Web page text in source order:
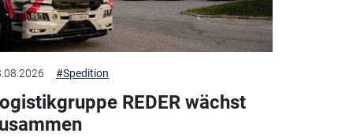
#Spedition
REDER wächst